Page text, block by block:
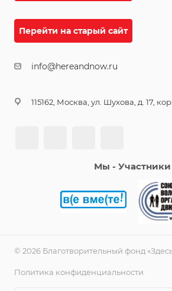
Перейти на старый сайт
info@hereandnow.ru
115162, Москва, ул. Шухова, д. 17,
Мы - Участники
© 2026 Благотворительный фонд
Политика конфиденциальности